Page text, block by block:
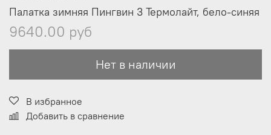
Палатка зимняя Пингвин 3 Термолайт, бело-синяя
9640.00 руб
Нет в наличии
В избранное
Добавить в сравнение